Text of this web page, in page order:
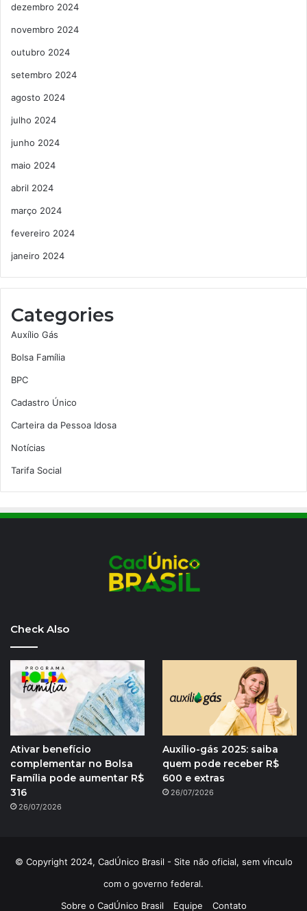
dezembro 2024
novembro 2024
outubro 2024
setembro 2024
agosto 2024
julho 2024
junho 2024
maio 2024
abril 2024
março 2024
fevereiro 2024
janeiro 2024
Categories
Auxílio Gás
Bolsa Família
BPC
Cadastro Único
Carteira da Pessoa Idosa
Notícias
Tarifa Social
Check Also
Ativar benefício
complementar no Bolsa
Família pode aumentar R$
316
26/07/2026
Auxílio-gás 2025: saiba
quem pode receber R$
600 e extras
26/07/2026
© Copyright 2024, CadÚnico Brasil - Site não oficial, sem vínculo
com o governo federal.
Sobre o CadÚnico Brasil
Equipe Contato